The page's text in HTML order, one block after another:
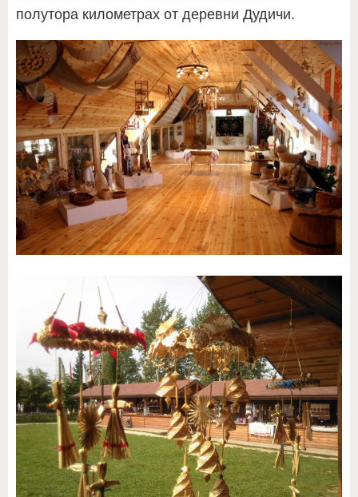
полутора километрах от деревни Дудичи.